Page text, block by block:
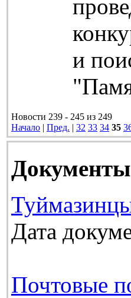
и
Новости 239 - 245 из 249
Начало | Пред. | 32 33 34 35
Документы
Дата
Почтовые